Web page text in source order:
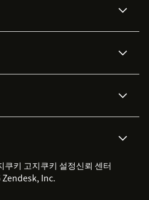
지식창고
클라이언트 포털
이벤트 & 웨비나
Zendesk Foundation
법적 정보
제품 업데이트
헬프 데스크 통합 티켓 관리 소
쿠키 고지쿠키 설정신뢰 센터
Inc.